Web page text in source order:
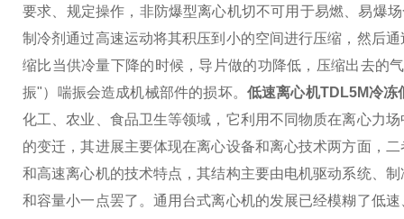
要求、规定操作，非防爆型离心机切不可用于易燃、易爆
制冷剂通过高速运动将其积压到小的空间进行压缩，然后
缩比当供冷量下降的时候，导片做的功降低，压缩出去的
振"）喘振会造成机械部件的损坏。 低速离心机TDL5M冷冻
化工、农业、食品卫生等领域，它利用不同物质在离心力
的变迁，其进展主要体现在离心设备和离心技术两方面，
和高速离心机的技术特点，其结构主要由电机驱动系统、
和容量小一点罢了。通用台式离心机的发展已经模糊了低